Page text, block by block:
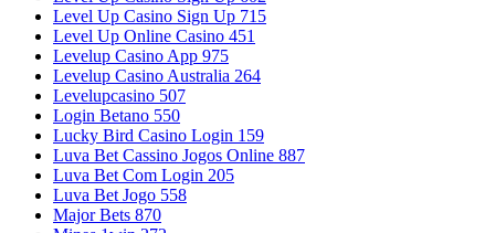
Level Up Casino Sign Up 715
Level Up Online Casino 451
Levelup Casino App 975
Levelup Casino Australia 264
Levelupcasino 507
Login Betano 550
Lucky Bird Casino Login 159
Luva Bet Cassino Jogos Online 887
Luva Bet Com Login 205
Luva Bet Jogo 558
Major Bets 870